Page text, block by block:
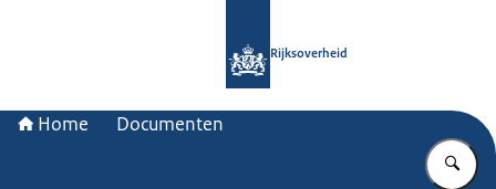
Rijksoverheid
Home Documenten